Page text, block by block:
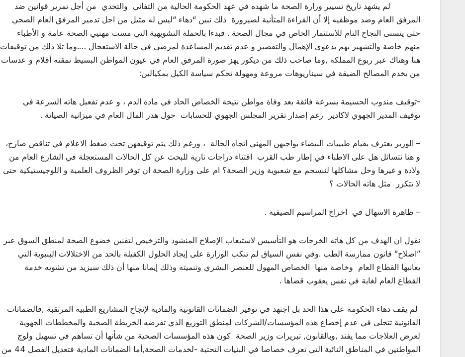
لم يشهد تاريخ تسيير وزارة الصحة ما شهده في عهد الحكومة الحالية من التفاني والتحدي من أجل تمرير قوانين ضد
المرفق العام وضد موظفيه إلا أن القراءة المتأنية لصيرورة ذلك تبين “دهاء “ليس له مثيل من اجل تدمير المرفق العام الصحي
حتى يتسنى النجاح التام للاستثمار الخاص في مجال الصحة . فبدءا بالحملة التشويهية التي مست مهنيي الصحة عامة و الأطباء
منهم خاصة والتشهير بهم بدعوى الإهمال والتقصير و عدم تقديم المساعدة لمرضى في حالة الاستعجال ….وما تلا ذلك من توقيفات
هنا وهناك عبر ربوع المملكة ,وما صاحب ذلك من ديكور يهز صورة المرفق العام في عيون المواطن البسيط نمقته أقلام و عدسات
من يخدم المصالح الضيقة في سيناريوهات مروعة ومهولة تحكم سياسة الكيل بمكيالين:
-توقيف مندوب الحسيمة بسرعة فائقة بعد وفاة مواطن نتيجة الخصاص الحاد في مادة الدم ، و عدم تفعيل هاته السرعة في
توقيف المدير الجهوي لاكادير رغم إصدار تقرير المجلس الجهوي للحسابات حول هدر المال العام في ميزانية الصيانة .
– الوزير يعترف بقيام طبيبات البيضاء بواجبهن المهني اتجاه الحالة ، ورغم ذلك يتم توقيفهن تحت ضغط الاعلام في تناقض صارخ،
و هنا نتسائل هل على الاطباء في إطار طب القرب اقتناء دراجات نارية للبحث عن كل الحالات المستعجلة في الشارع العام من
ولادة و غيرها وحل مشاكلها لننسجم مع شعبوية وزير الصحة؟ ام على وزارة الصحة ان توفر الظروف العلمية و اللوجيستيكية حتى
لا تتكرر مثل هاته الحالات ؟
– ظاهرة الاسهال في اخراج المراسيم الصيفية .
نقول ان الهدف من كل هاته الخرجات هو التأسيس لاستيعاب الإصلاح المنشود والترخيص لتقنين خضوع الصحة لمنطق السوق عبر
”اصلاح” قانون ممارسة الطب .وفي نفس السياق لم تنكب الوزارة على إيجاد الحلول الكفيلة بالحد من الاختلالات البنيوية التي
يعانيها القطاع العام وخاصة منها الخصاص المهول للعنصر البشري وتنميته وذلك إيمانا منها أن ذلك سيزيد من تشويه خدمة
القطاع العام لغاية في نفس يعقوب قضاها .
لم يقف دهاء الحكومة على هذا الحد بل اجتهد في توفير الضمانات القانونية والمادية لإنجاح المشاريع الطبية المرتقبة ,فالضمانات
القانونية تتجلى في عدم إخضاع هذه المؤسسات/الشركات لمنطق التوزيع الذي تفرضه الخريطة الصحية والمخططات الجهوية
لعرض العلاجات مما يفند ,وبالقانون, تبريرات وزير الصحة كون هذه المؤسسات الصحية من شأنها أن تساهم في تسهيل ولوج
المواطنين في المناطق النائية التي تعرف خصاصا في البنيات التحتية -لخدمات الصحة,أما الضمانات المادية فتعديل الفصل 44 من